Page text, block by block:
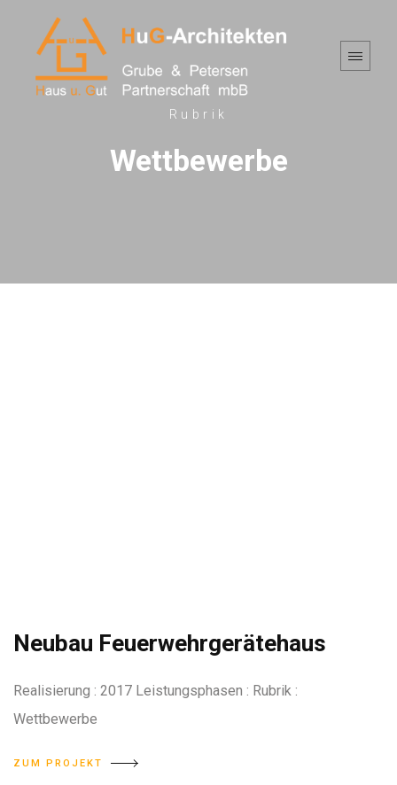
Rubrik
Wettbewerbe
Neubau Feuerwehrgerätehaus
Realisierung : 2017 Leistungsphasen : Rubrik :
Wettbewerbe
ZUM PROJEKT